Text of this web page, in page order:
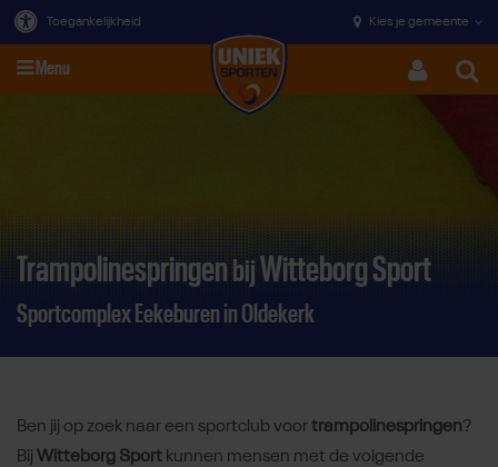
Toegankelijkheid Kies je gemeente
Menu
Trampolinespringen bijWitteborg Sport
Sportcomplex Eekeburen in Oldekerk
Ben jij op zoek naar een sportclub voortrampolinespringen?
Bij Witteborg Sport kunnen mensen met de volgende